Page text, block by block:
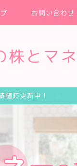
お問い合わせ
株とマ
随時更新中！